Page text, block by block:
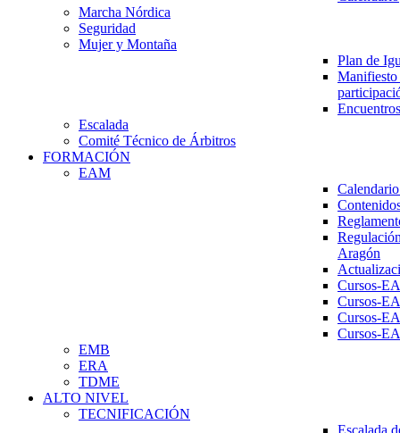
Marcha Nórdica
Seguridad
Mujer y Montaña
Plan de
Escalada
Comité Técnico de Árbitros
FORMACIÓN
EAM
Aragón
Cursos-
Cursos-
Cursos-
Cursos-
EMB
ERA
TDME
ALTO NIVEL
TECNIFICACIÓN
Escalada